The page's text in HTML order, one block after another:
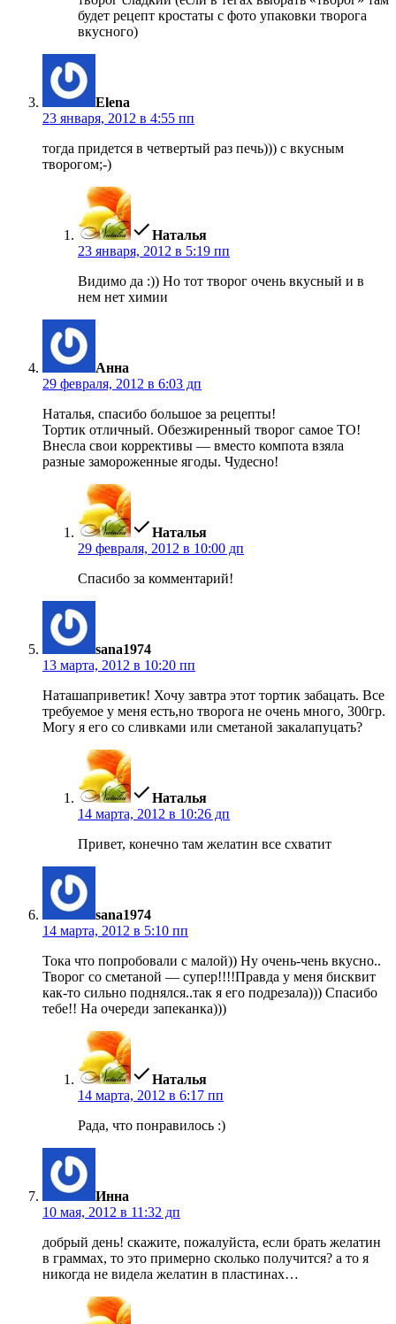
будет рецепт кростаты с фото упаковки творога
вкусного)
Elena
23 января, 2012 в 4:55 пп
тогда придется в четвертый раз печь))) с вкусным
творогом;-)
Наталья
23 января, 2012 в 5:19 пп
Видимо да :)) Но тот творог очень вкусный и в
нем нет химии
Анна
29 февраля, 2012 в 6:03 дп
Наталья, спасибо большое за рецепты!
Тортик отличный. Обезжиренный творог самое ТО!
Внесла свои коррективы — вместо компота взяла
разные замороженные ягоды. Чудесно!
Наталья
29 февраля, 2012 в 10:00 дп
Спасибо за комментарий!
sana1974
13 марта, 2012 в 10:20 пп
Наташаприветик! Хочу завтра этот тортик забацать. Все
требуемое у меня есть,но творога не очень много, 300гр.
Могу я его со сливками или сметаной закалапуцать?
Наталья
14 марта, 2012 в 10:26 дп
Привет, конечно там желатин все схватит
sana1974
14 марта, 2012 в 5:10 пп
Тока что попробовали с малой)) Ну очень-чень вкусно..
Творог со сметаной — супер!!!!Правда у меня бисквит
как-то сильно поднялся..так я его подрезала))) Спасибо
тебе!! На очереди запеканка)))
Наталья
14 марта, 2012 в 6:17 пп
Рада, что понравилось :)
Инна
10 мая, 2012 в 11:32 дп
добрый день! скажите, пожалуйста, если брать желатин
в граммах, то это примерно сколько получится? а то я
никогда не видела желатин в пластинах…